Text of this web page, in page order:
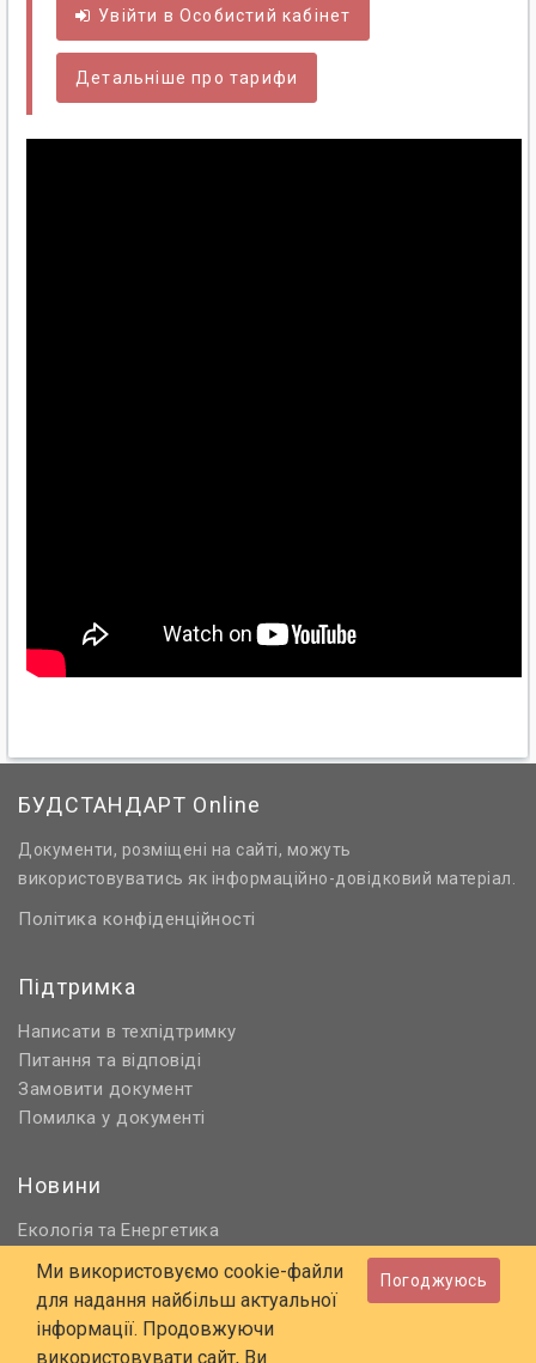
Увійти вОсобистий кабінет
Детальніше про тарифи
БУДСТАНДАРТ Online
Документи, розміщені на сайті, можуть
використовуватись як інформаційно-довідковий матеріал.
Політика конфіденційності
Підтримка
Написати в техпідтримку
Питання та відповіді
Замовити документ
Помилка у документі
Новини
Екологія та Енергетика
Нормативне регулювання
Будівництво та проєктування
Охорона праці та ПБ
Ми використовуємо cookie-файли
для надання найбільш актуальної
інформації. Продовжуючи
використовувати сайт, Ви
Погоджуюсь